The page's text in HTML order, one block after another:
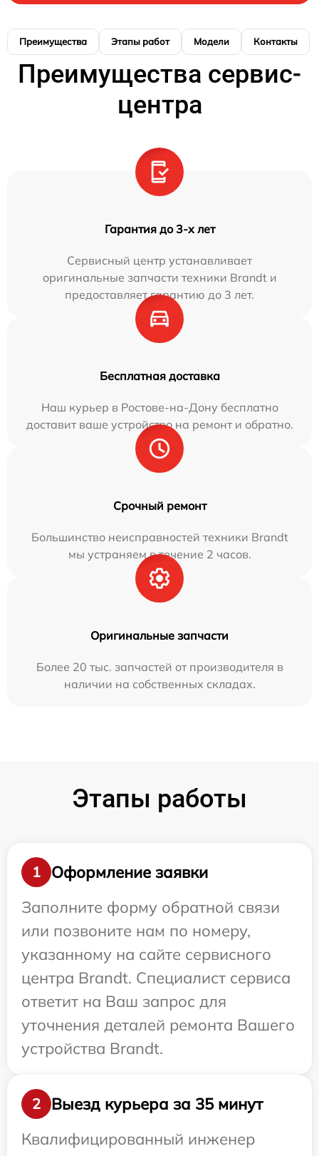
Преимущества Этапы работ Модели Контакты
Преимущества сервис-
центра
Гарантия до 3-х лет
Сервисный центр устанавливает
оригинальные запчасти техники Brandt и
предоставляет гарантию до 3 лет.
Бесплатная доставка
Наш курьер в Ростове-на-Дону бесплатно
доставит ваше устройство на ремонт и обратно.
Срочный ремонт
Большинство неисправностей техники Brandt
мы устраняем в течение 2 часов.
Оригинальные запчасти
Более 20 тыс. запчастей от производителя в
наличии на собственных складах.
Этапы работы
1
Оформление заявки
Заполните форму обратной связи
или позвоните нам по номеру,
указанному на сайте сервисного
центра Brandt. Специалист сервиса
ответит на Ваш запрос для
уточнения деталей ремонта Вашего
устройства Brandt.
2
Выезд курьера за 35 минут
Квалифицированный инженер